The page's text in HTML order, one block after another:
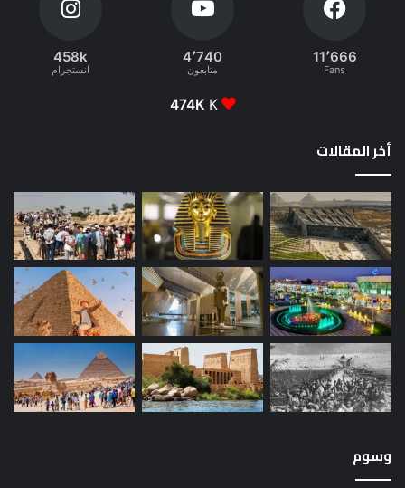
11٬666
Fans
4٬740
متابعون
458k
انستجرام
474K K
أخر المقالات
وسوم